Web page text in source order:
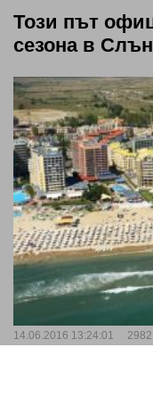
Този път
сезона в
14.06.2016 13:24:01 2982